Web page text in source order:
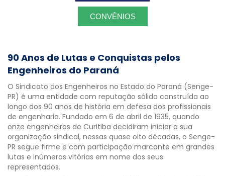
CONVÊNIOS
90 Anos de Lutas e Conquistas pelos
Engenheiros do Paraná
O Sindicato dos Engenheiros no Estado do Paraná (Senge-
PR) é uma entidade com reputação sólida construída ao
longo dos 90 anos de história em defesa dos profissionais
de engenharia. Fundado em 6 de abril de 1935, quando
onze engenheiros de Curitiba decidiram iniciar a sua
organização sindical, nessas quase oito décadas, o Senge-
PR segue firme e com participação marcante em grandes
lutas e inúmeras vitórias em nome dos seus
representados.